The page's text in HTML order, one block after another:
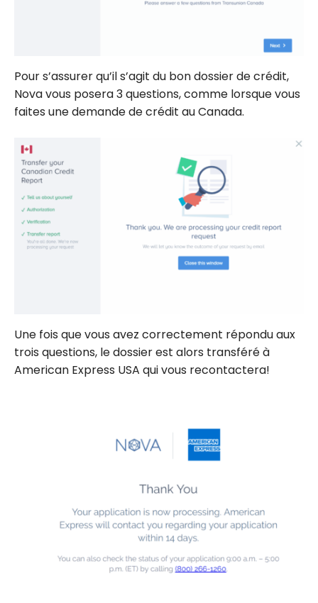
Pour s’assurer qu’il s’agit du bon dossier de crédit,
Nova vous posera 3 questions, comme lorsque vous
faites une demande de crédit au Canada.
Une fois que vous avez correctement répondu aux
trois questions, le dossier est alors transféré à
American Express USA qui vous recontactera!